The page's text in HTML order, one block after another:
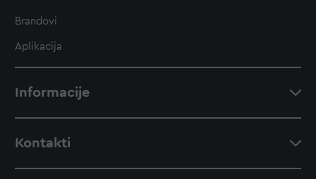
Brandovi
Aplikacija
Informacije
Kontakti